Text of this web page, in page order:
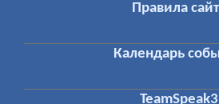
Правила
Календарь
TeamSpeak3